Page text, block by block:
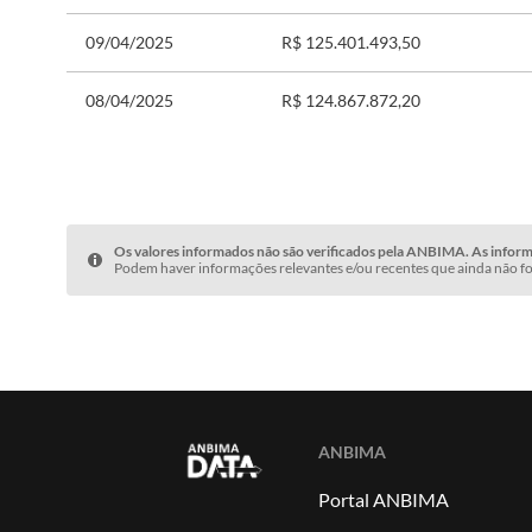
09/04/2025 R$ 125.401.493,50
08/04/2025 R$ 124.867.872,20
Os valores informados não são verificados pela ANBIMA. As
Podem haver informações relevantes e/ou recentes que ainda não
ANBIMA
Portal ANBIMA